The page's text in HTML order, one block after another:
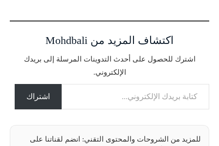
ي
ل
اكتشاف المزيد من Mohdbali
اشترك للحصول على أحدث التدوينات المرسلة إلى بريدك
الإلكتروني.
كتابة بريدك الإلكتروني...
اشتراك
للمزيد من الشروحات والمحتوى التقني: انضم لقناتنا على